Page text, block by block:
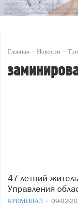
Главная Новости
47-летний житель Вологды заминировал офис
Управления
КРИМИНАЛ 09-02-